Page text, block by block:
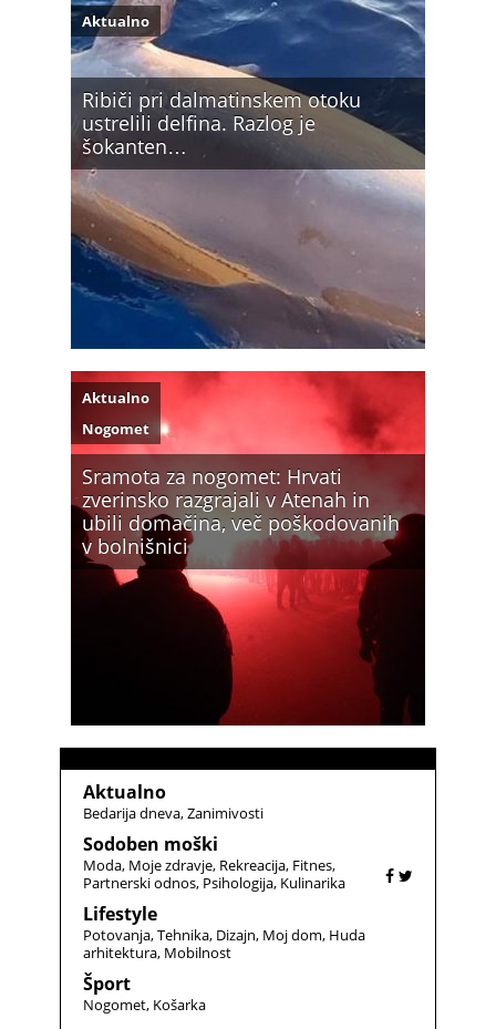
Ribiči pri dalmatinskem otoku
ustrelili delfina. Razlog je
šokanten…
Aktualno
Sramota za nogomet: Hrvati
zverinsko razgrajali v Atenah in
ubili domačina, več poškodovanih
v bolnišnici
Aktualno
Nogomet
Aktualno
Bedarija dneva Zanimivosti
Sodoben moški
Moda Moje zdravje Rekreacija Fitnes
Partnerski odnos Psihologija Kulinarika
Lifestyle
Potovanja Tehnika Dizajn Moj dom Huda
arhitektura Mobilnost
Šport
Nogomet Košarka